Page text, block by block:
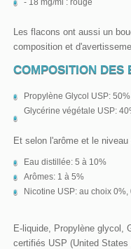
Les flacons ont aussi un
composition et
COMPOSITION DES
Propylène Glycol USP: 50%
Glycérine végétale USP:
Et selon l'arôme et le
Eau distillée: 5 à 10%
Arômes: 1 à 5%
Nicotine USP: au choix 0%,
E-liquide, Propylène glycol,
certifiés USP (United States